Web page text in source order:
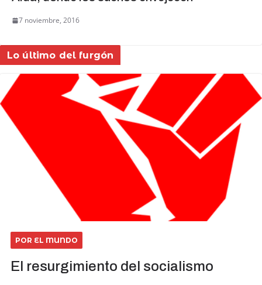
7 noviembre, 2016
Lo último del furgón
POR EL MUNDO
El resurgimiento del socialismo